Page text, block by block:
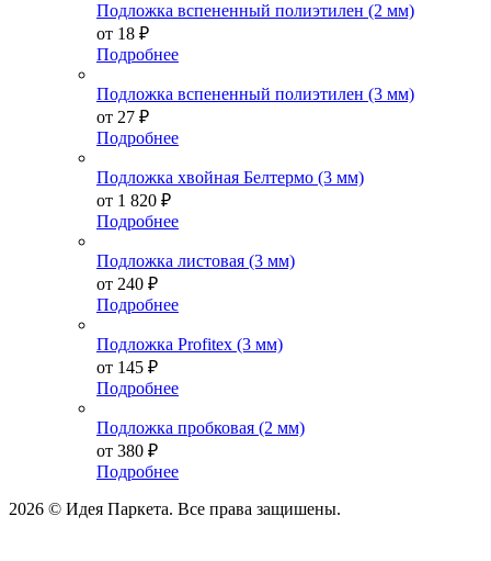
Подложка вспененный полиэтилен (2 мм)
от 18 ₽
Подробнее
Подложка вспененный полиэтилен (3 мм)
от 27 ₽
Подробнее
Подложка хвойная Белтермо (3 мм)
от 1 820 ₽
Подробнее
Подложка листовая (3 мм)
от 240 ₽
Подробнее
Подложка Profitex (3 мм)
от 145 ₽
Подробнее
Подложка пробковая (2 мм)
от 380 ₽
Подробнее
2026 © Идея Паркета. Все права защишены.